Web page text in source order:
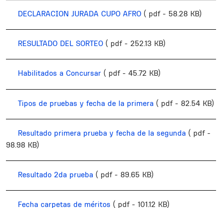
DECLARACION JURADA CUPO AFRO ( pdf - 58.28 KB)
RESULTADO DEL SORTEO ( pdf - 252.13 KB)
Habilitados a Concursar ( pdf - 45.72 KB)
Tipos de pruebas y fecha de la primera ( pdf - 82.54 KB)
Resultado primera prueba y fecha de la segunda ( pdf -
98.98 KB)
Resultado 2da prueba ( pdf - 89.65 KB)
Fecha carpetas de méritos ( pdf - 101.12 KB)